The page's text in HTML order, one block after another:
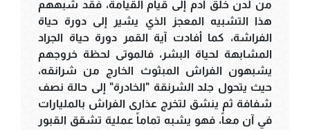
من لدن خلق آدم إلى قيام القيامة، فقد شبههم
هذا التشبيه المعجز الذي يشير إلى دورة حياة
الفراشة، كما أفادت آية القمر دورة حياة الجراد
المشابهة لحياة البشر، فالموتى لحظة خروجهم
يشبهون الفراش المبثوث الخارج من شرانقه،
حيث يتحول جلد الشرنقة "الخادرة" إلى حالة نصف
شفافة ثم ينشق لتخرج عذارى الفراش بالمليارات
في آن معاً، فهو يشبه تماماً عملية تشقق القبور